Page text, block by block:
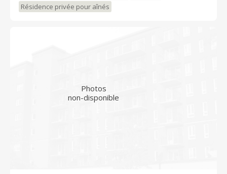
Résidence privée pour aînés
Photos
non-disponible